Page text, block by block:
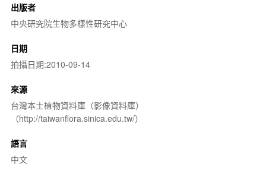
出版者
中央研究院生物多樣性研究中心
日期
拍攝日期:2010-09-14
來源
台灣本土植物資料庫（影像資料庫）
（http://taiwanflora.sinica.edu.tw/）
語言
中文